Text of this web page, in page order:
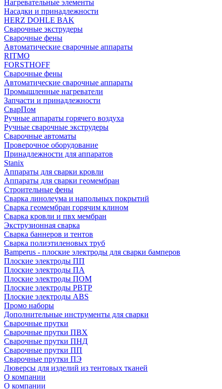
Нагревательные элементы
Насадки и принадлежности
HERZ DOHLE BAK
Сварочные экструдеры
Сварочные фены
Автоматические сварочные аппараты
RITMO
FORSTHOFF
Сварочные фены
Автоматические сварочные аппараты
Промышленные нагреватели
Запчасти и принадлежности
СварПом
Ручные аппараты горячего воздуха
Ручные сварочные экструдеры
Сварочные автоматы
Проверочное оборудование
Принадлежности для аппаратов
Stanix
Аппараты для сварки кровли
Аппараты для сварки геомембран
Строительные фены
Сварка линолеума и напольных покрытий
Сварка геомембран горячим клином
Сварка кровли и пвх мембран
Экструзионная сварка
Сварка баннеров и тентов
Сварка полиэтиленовых труб
Bamperus - плоские электроды для сварки бамперов
Плоские электроды ПП
Плоские электроды ПА
Плоские электроды ПОМ
Плоские электроды РВТР
Плоские электроды ABS
Промо наборы
Дополнительные инструменты для сварки
Сварочные прутки
Сварочные прутки ПВХ
Сварочные прутки ПНД
Сварочные прутки ПП
Сварочные прутки ПЭ
Люверсы для изделий из тентовых тканей
О компании
О компании